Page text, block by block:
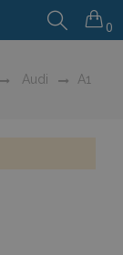
0
Audi A1